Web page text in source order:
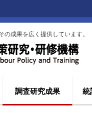
成果を広く提供しています。
調査研究成果 統